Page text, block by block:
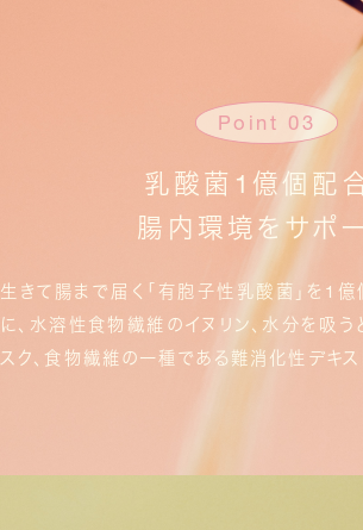
Point 03
乳酸菌1億個配合
腸内環境をサポ
生きて腸まで届く「有胞子性乳酸菌」を1億
に、水溶性食物繊維のイヌリン、水分を吸う
スク、 食物繊維の一種である難消化性デキス